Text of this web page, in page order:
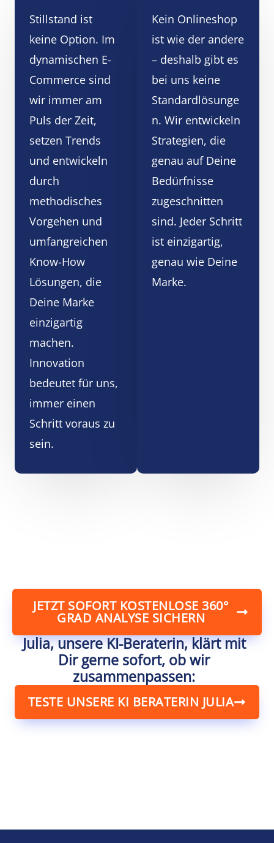
Stillstand ist
keine Option. Im
dynamischen E-
Commerce sind
wir immer am
Puls der Zeit,
setzen Trends
und entwickeln
durch
methodisches
Vorgehen und
umfangreichen
Know-How
Lösungen, die
Deine Marke
einzigartig
machen.
Innovation
bedeutet für uns,
immer einen
Schritt voraus zu
sein.
Kein Onlineshop
ist wie der andere
– deshalb gibt es
bei uns keine
Standardlösunge
n. Wir entwickeln
Strategien, die
genau auf Deine
Bedürfnisse
zugeschnitten
sind. Jeder Schritt
ist einzigartig,
genau wie Deine
Marke.
JETZT SOFORT KOSTENLOSE 360°
GRAD ANALYSE SICHERN
Julia, unsere KI-Beraterin, klärt mit
Dir gerne sofort, ob wir
zusammenpassen:
TESTE UNSERE KI BERATERIN JULIA